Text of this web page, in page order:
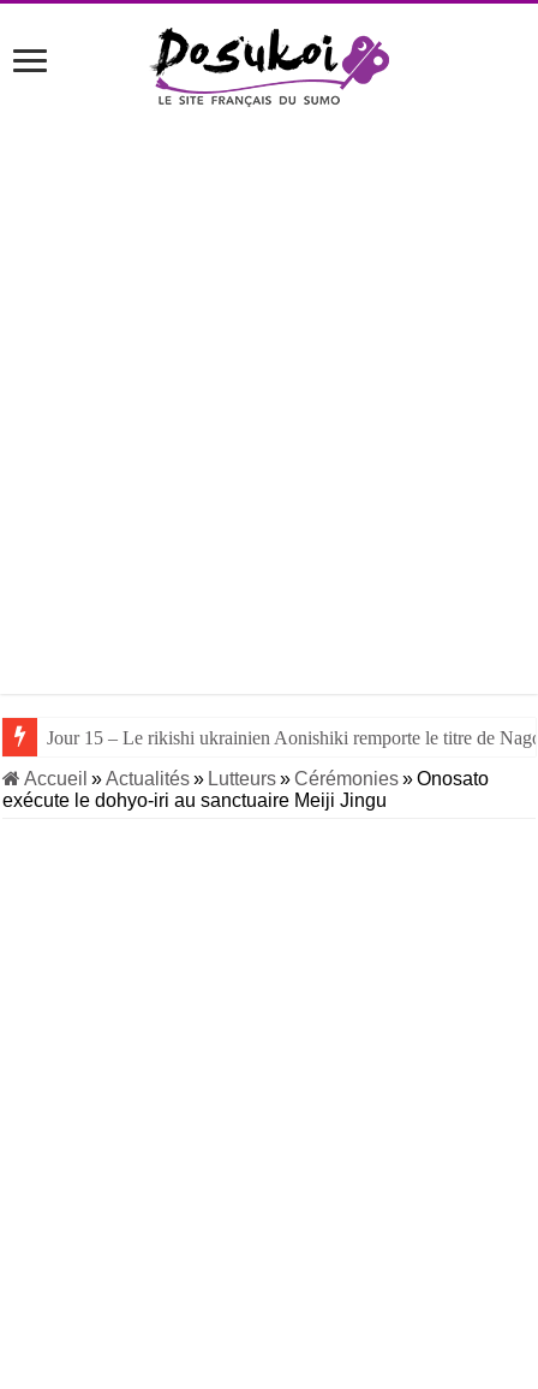
Jour 15 – Le rikishi ukrainien Aonishiki remporte le titre de
Accueil »Actualités» Lutteurs»Cérémonies»Onosato
exécute le dohyo-iri au sanctuaire Meiji Jingu